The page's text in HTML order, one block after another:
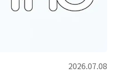
2026.07.08